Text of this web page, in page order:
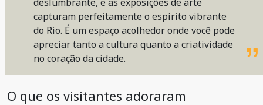
capturam perfeitamente o espírito vibrante
do Rio. É um espaço acolhedor onde você pode
apreciar tanto a cultura quanto a criatividade
no coração da cidade.
O que os visitantes adoraram